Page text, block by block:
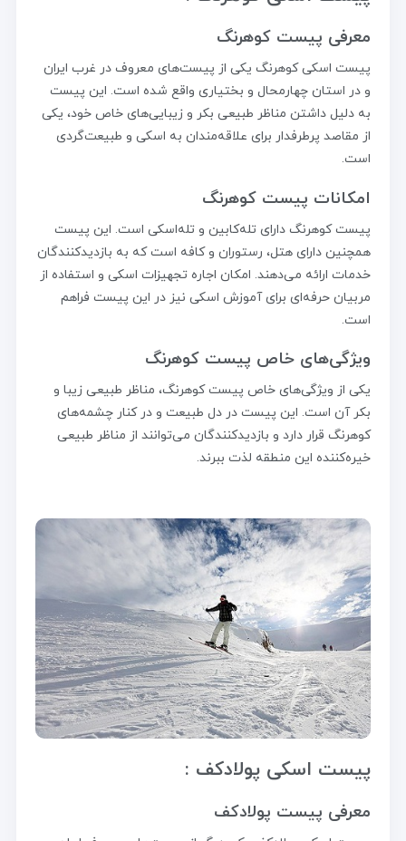
معرفی پیست کوهرنگ
پیست اسکی کوهرنگ یکی از پیست‌های معروف در غرب ایران
و در استان چهارمحال و بختیاری واقع شده است. این پیست
به دلیل داشتن مناظر طبیعی بکر و زیبایی‌های خاص خود، یکی
از مقاصد پرطرفدار برای علاقه‌مندان به اسکی و طبیعت‌گردی
است.
امکانات پیست کوهرنگ
پیست کوهرنگ دارای تله‌کابین و تله‌اسکی است. این پیست
همچنین دارای هتل، رستوران و کافه است که به بازدیدکنندگان
خدمات ارائه می‌دهند. امکان اجاره تجهیزات اسکی و استفاده از
مربیان حرفه‌ای برای آموزش اسکی نیز در این پیست فراهم
است.
ویژگی‌های خاص پیست کوهرنگ
یکی از ویژگی‌های خاص پیست کوهرنگ، مناظر طبیعی زیبا و
بکر آن است. این پیست در دل طبیعت و در کنار چشمه‌های
کوهرنگ قرار دارد و بازدیدکنندگان می‌توانند از مناظر طبیعی
خیره‌کننده این منطقه لذت ببرند.
پیست اسکی پولادکف :
معرفی پیست پولادکف